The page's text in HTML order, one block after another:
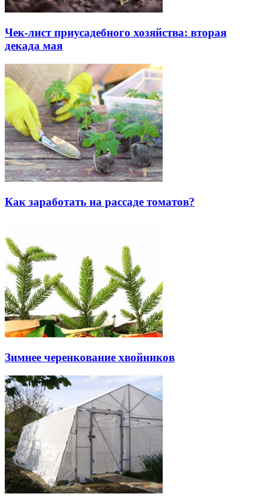
Чек-лист приусадебного хозяйства: вторая
декада мая
Как заработать на рассаде томатов?
Зимнее черенкование хвойников